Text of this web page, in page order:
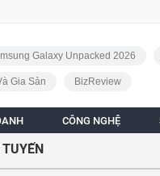
Galaxy Unpacked 2026
Gia Sản BizReview
CÔNG NGHỆ